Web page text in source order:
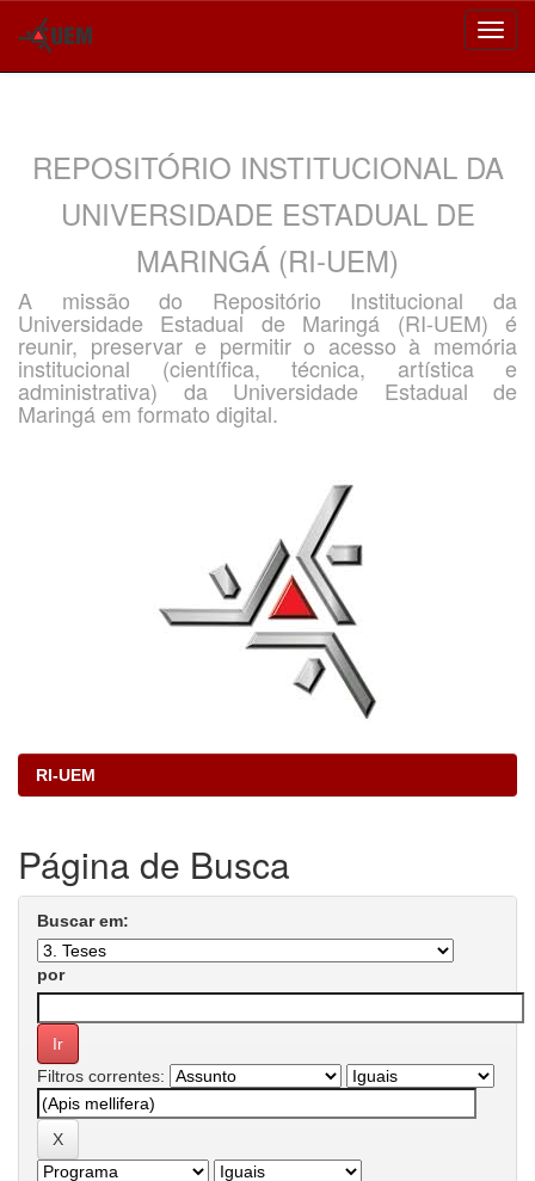
REPOSITÓRIO INSTITUCIONAL DA
UNIVERSIDADE ESTADUAL DE
MARINGÁ (RI-UEM)
A missão do Repositório Institucional da
Universidade Estadual de Maringá (RI-UEM) é
reunir, preservar e permitir o acesso à memória
institucional (científica, técnica, artística e
administrativa) da Universidade Estadual de
Maringá em formato digital.
RI-UEM
Página de Busca
Buscar em:
por
Filtros correntes: